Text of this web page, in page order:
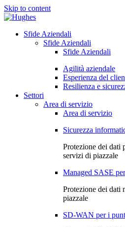
Skip to content
Sfide Aziendali
Sfide Aziendali
Sfide Aziendali
Agilità aziendale
Esperienza del
Resilienza e
Settori
Area di servizio
Area di servizio
Sicurezza
Protezione dei dati
servizi di piazzale
Managed SASE
Protezione dei dati
piazzale
SD-WAN per i